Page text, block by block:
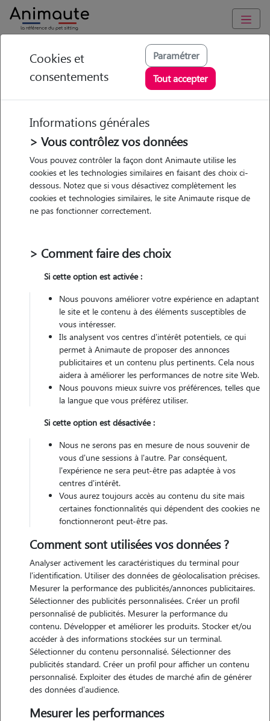
Animaute Occitanie Pyrénées-Orientales/Perpignan
Chloé - Petsitter à
PERPIGNAN
• 24 ans
Garde
chez le Pet Sitter
Véhiculé
Contacter
L'envoi d'une demande est sans engagement
Motivation
j'ai du temps après le travail ou avant pour m'occuper des animaux,
j'adore ça, j'ai un chat à la maison. j'ai toujours grandi auprès des
animaux, chat, chien tortue. si je peux permettre à des gens de partir
en vacances en week-end ect c'est avec plaisir.
Expérience
Cookies et
consentements
Paramétrer
Tout accepter
Informations générales
> Vous contrôlez vos données
Vous pouvez contrôler la façon dont Animaute utilise les
cookies et les technologies similaires en faisant des choix ci-
dessous. Notez que si vous désactivez complètement les
cookies et technologies similaires, le site Animaute risque de
ne pas fonctionner correctement.
> Comment faire des choix
Si cette option est activée :
Nous pouvons améliorer votre expérience en adaptant
le site et le contenu à des éléments susceptibles de
vous intéresser.
Ils analysent vos centres d'intérêt potentiels, ce qui
permet à Animaute de proposer des annonces
publicitaires et un contenu plus pertinents. Cela nous
aidera à améliorer les performances de notre site Web.
Nous pouvons mieux suivre vos préférences, telles que
la langue que vous préférez utiliser.
Si cette option est désactivée :
Nous ne serons pas en mesure de nous souvenir de
vous d'une sessions à l'autre. Par conséquent,
l'expérience ne sera peut-être pas adaptée à vos
centres d'intérêt.
Vous aurez toujours accès au contenu du site mais
certaines fonctionnalités qui dépendent des cookies ne
fonctionneront peut-être pas.
Comment sont utilisées vos données ?
Analyser activement les caractéristiques du terminal pour
l'identification. Utiliser des données de géolocalisation précises.
Mesurer la performance des publicités/annonces publicitaires.
Sélectionner des publicités personnalisées. Créer un profil
personnalisé de publicités. Mesurer la performance du
contenu. Développer et améliorer les produits. Stocker et/ou
accéder à des informations stockées sur un terminal.
Sélectionner du contenu personnalisé. Sélectionner des
publicités standard. Créer un profil pour afficher un contenu
personnalisé. Exploiter des études de marché afin de générer
des données d'audience.
Mesurer les performances